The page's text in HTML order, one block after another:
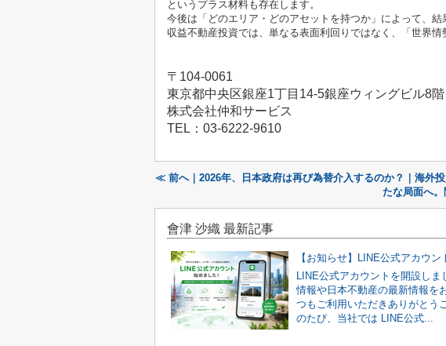
というプラス材料も存在します。
今後は「どのエリア・どのアセットを持つか」によって、結
収益不動産投資では、単なる表面利回りではなく、「世界
〒 104-0061
東京都中央区銀座1丁目 14-5銀座ウィングビル8階
株式会社仲和サービス
TEL ： 03-6222-9610
≪ 前へ｜2026年、日本政府は再び為替介入するのか？｜海外
たな局面へ
會津 沙織 最新記事
LINE公式アカウントを開設しま
情報や日本不動産の最新情報
つもご利用いただきありがとう
のたび、当社では LINE公式...